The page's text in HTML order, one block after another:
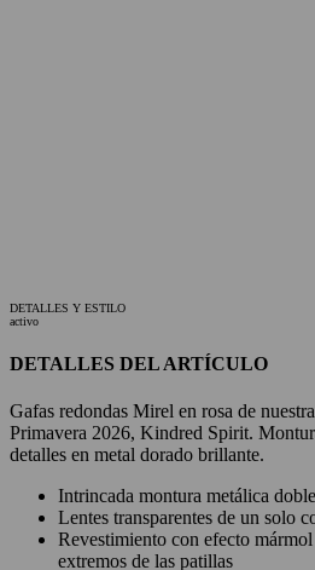
DETALLES Y ESTILO
activo
DETALLES DEL ARTÍCULO
Gafas redondas Mirel en rosa de
Primavera 2026, Kindred Spirit.
detalles en metal dorado brillante.
Intrincada montura metálica
Lentes transparentes de un solo
Revestimiento con efecto
extremos de las patillas